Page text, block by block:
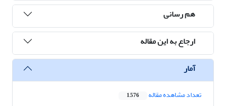
هم رسانی
ارجاع به این مقاله
آمار
تعداد مشاهده مقاله 1,576